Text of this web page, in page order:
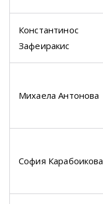
Константинос
Зафеиракис
Михаела Антонова
София Карабоикова